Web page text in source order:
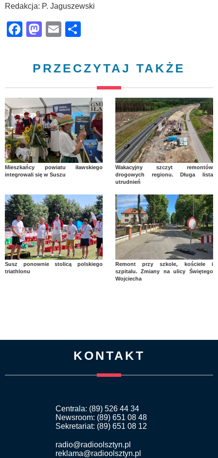
Redakcja: P. Jaguszewski
Facebook
Mastodon
Email
PRZECZYTAJ TAKŻE
Mieszkańcy powiatu iławskiego
integrowali się w Suszu
Wakacyjny szczyt remontów
drogowych regionu. Długa lista
utrudnień
Susz ponownie stolicą polskiego
triathlonu
Remont przy szkole, kościele i
szpitalu. Zmiany na ulicy Świętego
Wojciecha
KONTAKT
Centrala: (89) 526 44 34
Newsroom: (89) 651 08 48
Sekretariat: (89) 651 08 12
radio@radioolsztyn.pl
reklama@radioolsztyn.pl